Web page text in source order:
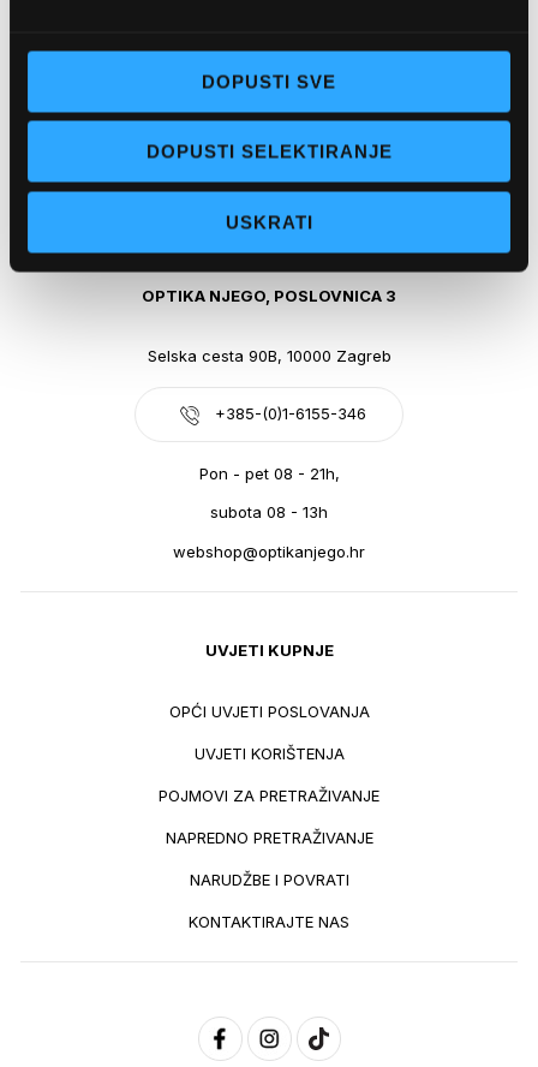
DOPUSTI SVE
DOPUSTI SELEKTIRANJE
USKRATI
Pon - pet: 07 - 21h,
Sub: 07-21h
webshop@optikanjego.hr
OPTIKA NJEGO, POSLOVNICA 3
Selska cesta 90B, 10000 Zagreb
+385-(0)1-6155-346
Pon - pet 08 - 21h,
subota 08 - 13h
webshop@optikanjego.hr
UVJETI KUPNJE
OPĆI UVJETI POSLOVANJA
UVJETI KORIŠTENJA
POJMOVI ZA PRETRAŽIVANJE
NAPREDNO PRETRAŽIVANJE
NARUDŽBE I POVRATI
KONTAKTIRAJTE NAS